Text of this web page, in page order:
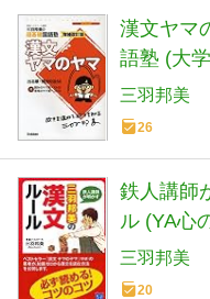
漢文ヤマ
語塾 (大
三羽邦美
26
鉄人講師
ル (YA心
三羽邦美
20